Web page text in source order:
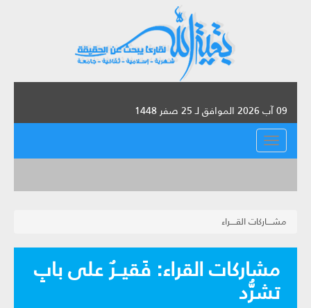
09 آب 2026 الموافق لـ 25 صفر 1448
القائمة
مشــــاركات القــــراء
مشاركات القراء: فَقيــرٌ على بابِ
تشرُّد